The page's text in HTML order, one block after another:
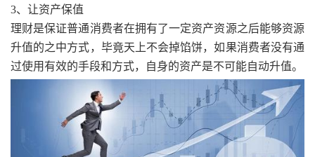
3、让资产保值
理财是保证普通消费者在拥有了一定资产资源之后能够资源
升值的之中方式，毕竟天上不会掉馅饼，如果消费者没有通
过使用有效的手段和方式，自身的资产是不可能自动升值。